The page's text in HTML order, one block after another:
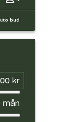
bud
mån